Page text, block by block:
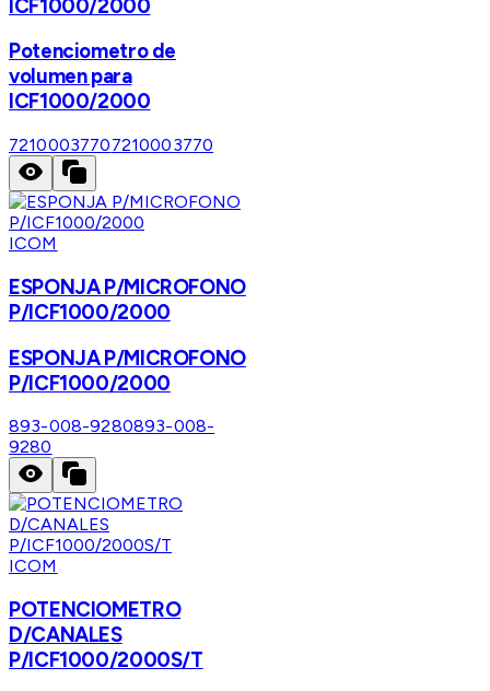
ICF1000/2000
Potenciometro de
volumen para
ICF1000/2000
72100037707210003770
ICOM
ESPONJA P/MICROFONO
P/ICF1000/2000
ESPONJA P/MICROFONO
P/ICF1000/2000
893-008-9280893-008-
9280
ICOM
POTENCIOMETRO
D/CANALES
P/ICF1000/2000S/T